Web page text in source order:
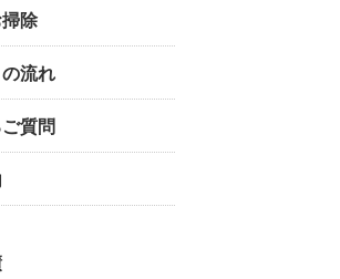
除
流れ
質問